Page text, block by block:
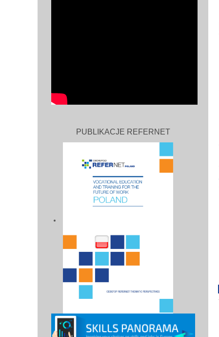
PUBLIKACJE REFERNET